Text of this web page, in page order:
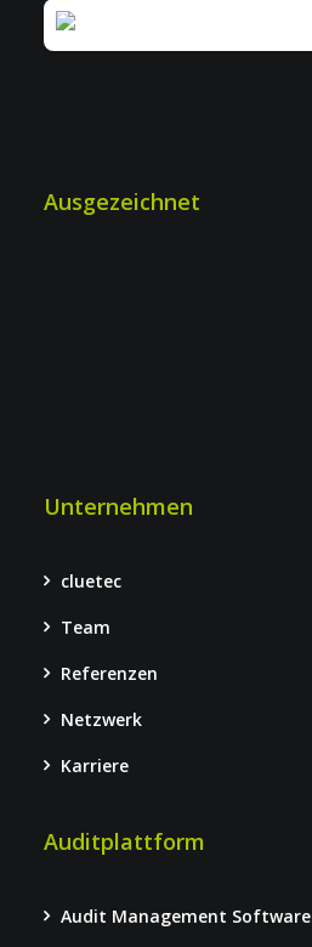
Ausgezeichnet
Unternehmen
cluetec
Team
Referenzen
Netzwerk
Karriere
Auditplattform
Audit Management Software